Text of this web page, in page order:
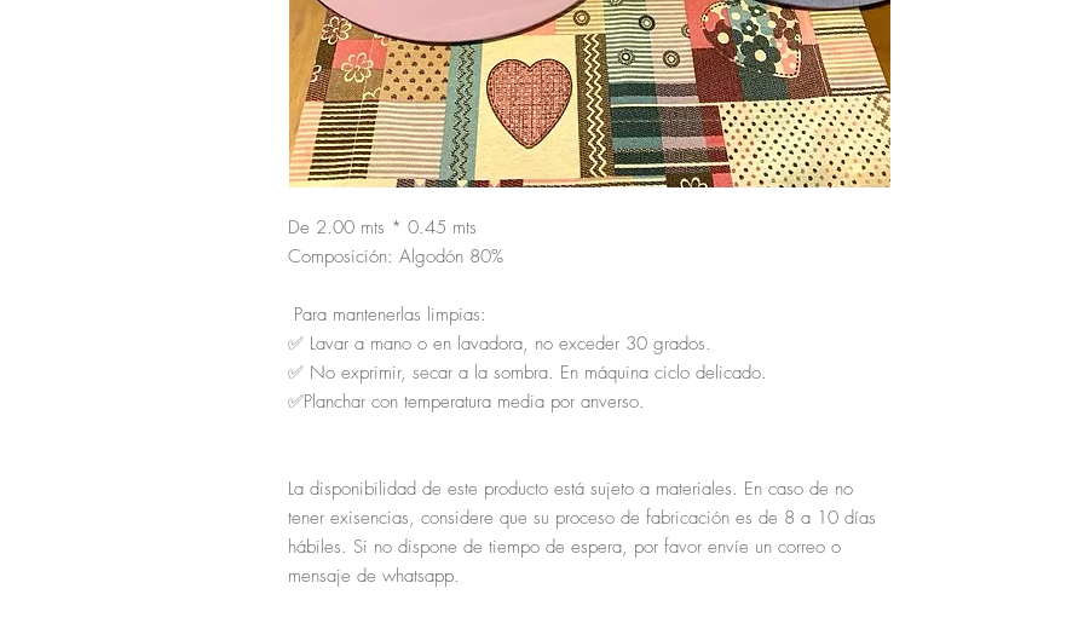
De 2.00 mts * 0.45 mts
Composición: Algodón 80%
✅ Lavar a mano o en lavadora, no exceder 30 grados.
✅ No exprimir, secar a la sombra. En máquina ciclo delicado.
✅Planchar con temperatura media por anverso.
La disponibilidad de este producto está sujeto a materiales. En caso de no
tener exisencias, considere que su proceso de fabricación es de 8 a 10 días
hábiles. Si no dispone de tiempo de espera, por favor envíe un correo o
mensaje de whatsapp.